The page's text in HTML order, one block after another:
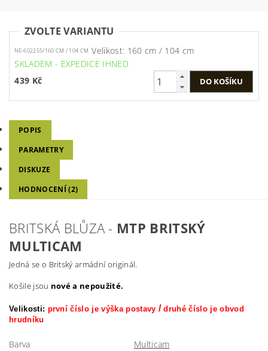
ZVOLTE VARIANTU
NE-602255/160 CM / 104 CM Velikost: 160 cm / 104 cm
SKLADEM - EXPEDICE IHNED
439 Kč
POPIS
PARAMETRY
DISKUZE
HODNOCENÍ (2)
BRITSKÁ BLŮZA - MTP BRITSKÝ
MULTICAM
Jedná se o Britský armádní originál.
Košile jsou nové a nepoužité.
Velikosti: první číslo je výška postavy / druhé číslo je obvod
hrudníku
Barva Multicam